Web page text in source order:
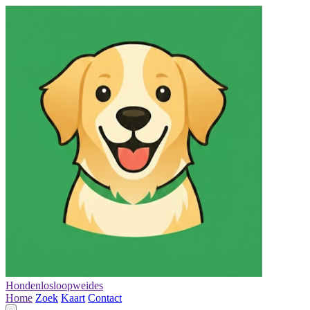
Hondenlosloopweides
Home Zoek Kaart Contact